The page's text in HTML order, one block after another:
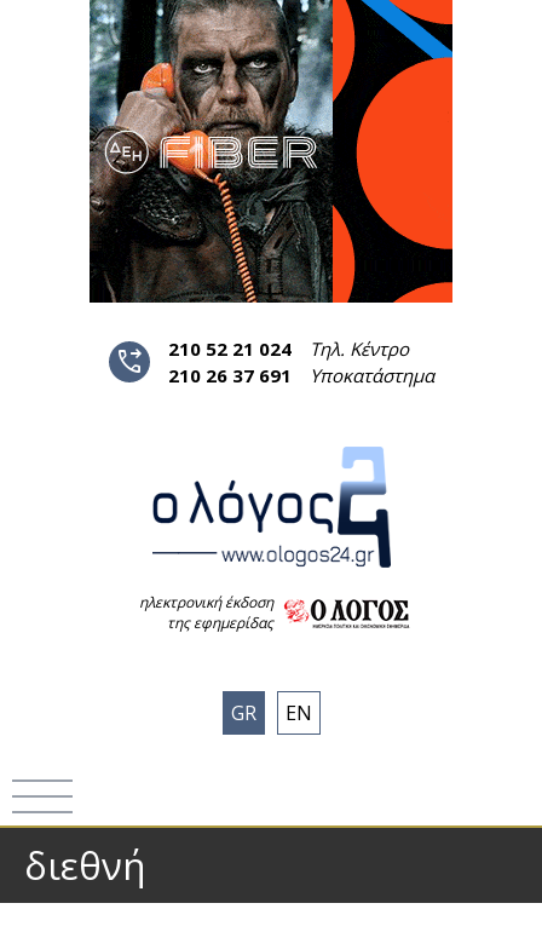
phone_forwarded 210 52 21 024
Τηλ. Κέντρο
210 26 37 691
Υποκατάστημα
ηλεκτρονική έκδοση
της εφημερίδας
GR EN
διεθνή